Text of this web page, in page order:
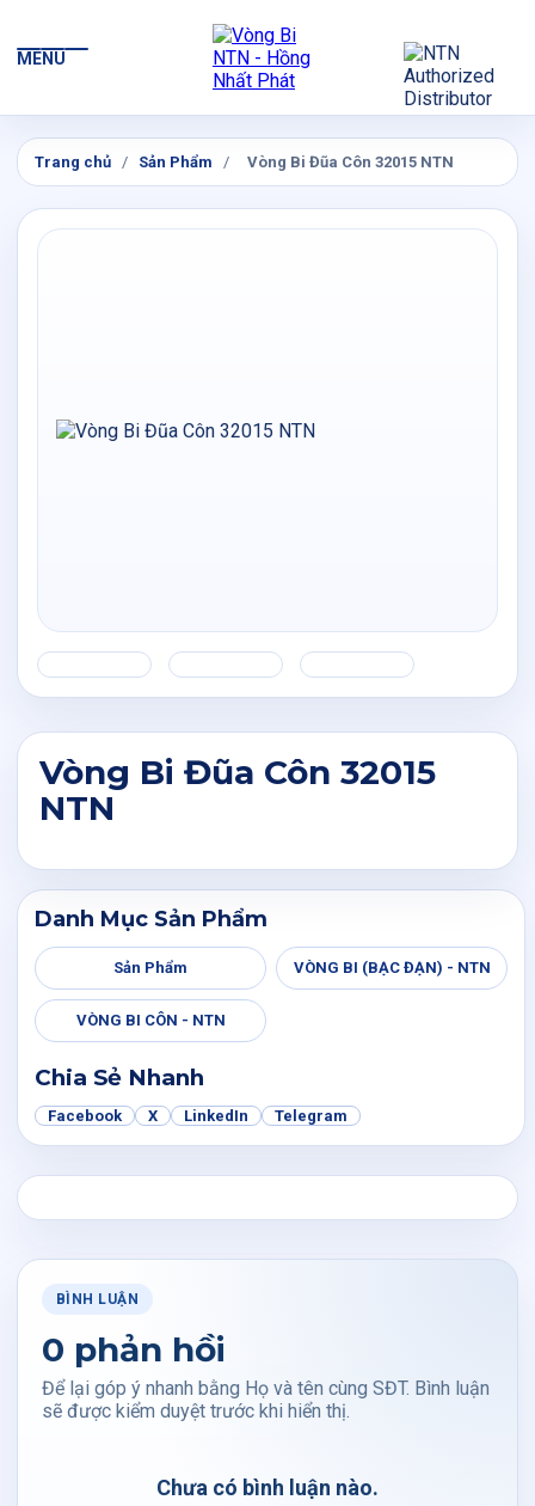
MENU
Trang chủ / Sản Phẩm / Vòng Bi Đũa Côn 32015 NTN
Vòng Bi Đũa Côn 32015
NTN
Danh Mục Sản Phẩm
Sản Phẩm VÒNG BI (BẠC ĐẠN) - NTN
VÒNG BI CÔN - NTN
Chia Sẻ Nhanh
Facebook X LinkedIn Telegram
BÌNH LUẬN
0 phản hồi
Để lại góp ý nhanh bằng Họ và tên cùng SĐT. Bình luận
sẽ được kiểm duyệt trước khi hiển thị.
Chưa có bình luận nào.